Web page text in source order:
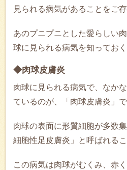
見られる病気があることをご
あのプニプニとした愛らしい
球に見られる病気を知ってお
◆肉球皮膚炎
肉球に見られる病気で、なか
ているのが、「肉球皮膚炎」で
肉球の表面に形質細胞が多数
細胞性足皮膚炎」と呼ばれるこ
この病気は肉球がむくみ、赤